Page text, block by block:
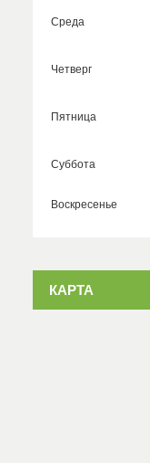
Среда
Четверг
Пятница
Суббота
Воскресенье
КАРТА